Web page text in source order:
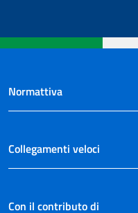
Normattiva
Collegamenti veloci
Con il contributo di